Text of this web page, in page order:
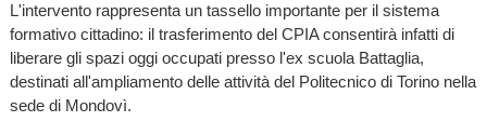
L'intervento rappresenta un tassello importante per il sistema
formativo cittadino: il trasferimento del CPIA consentirà infatti di
liberare gli spazi oggi occupati presso l'ex scuola Battaglia,
destinati all'ampliamento delle attività del Politecnico di Torino nella
sede di Mondovì.